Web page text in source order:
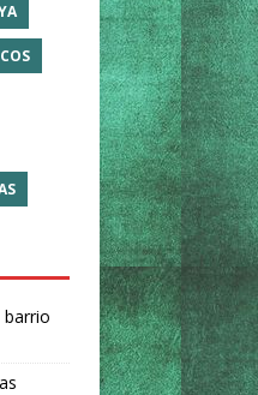
barrio